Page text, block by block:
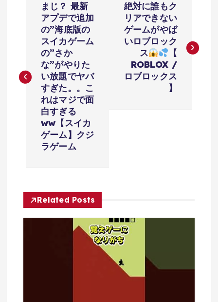
ビ
ン
まじ？ 最新
アプデで追加
の”海底版の
スイカゲーム
の”さか
な”がやりた
い放題でヤバ
すぎた。。こ
れはマジで面
白すぎる
ww【スイカ
ゲーム】クジ
ラゲーム
絶対に誰もク
リアできない
ゲームがやば
いロブロック
ス
【
ROBLOX /
ロブロックス
】
Related Posts